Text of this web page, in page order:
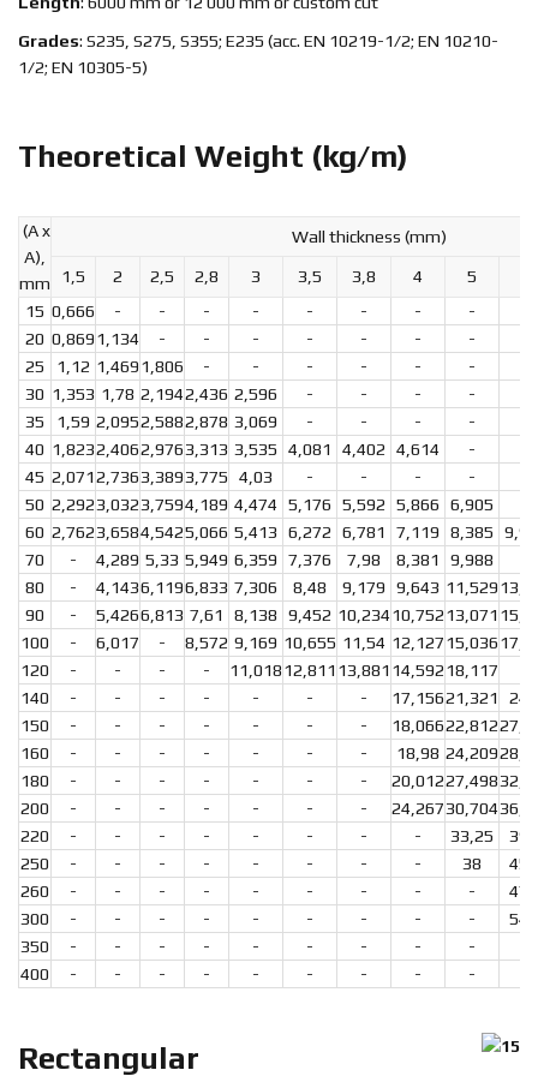
Grades: S235, S275, S355; E235 (acc. EN 10219-1/2; EN 10210-
1/2; EN 10305-5)
Theoretical Weight (kg/m)
(A x
A),
mm
Wall thickness (mm)
1,5 2 2,5 2,8 3 3,5 3,8 4 5
15 0,666 - - - - - - - -
20 0,8691,134 - - - - - - -
25
1,12 1,4691,806 - - - - - -
30 1,353 1,78 2,1942,436 2,596 - - - -
35
1,59 2,0952,5882,878 3,069 - - - -
40 1,8232,4062,9763,313 3,535 4,081 4,402 4,614 -
45 2,0712,7363,3893,775 4,03 - - - -
50 2,2923,0323,7594,189 4,474 5,176 5,592 5,866 6,905
60 2,7623,6584,5425,066 5,413 6,272 6,781 7,119 8,385
70
- 4,289 5,33 5,949 6,359 7,376 7,98 8,381 9,988
80
- 4,1436,1196,833 7,306 8,48 9,179 9,643 11,529
90
- 5,4266,813 7,61 8,138 9,452 10,23410,75213,071
100
- 6,017 - 8,572 9,169 10,655 11,54 12,12715,036
120
- - - - 11,01812,811 13,881 14,59218,117
140
- - - - - - - 17,15621,321
150
- - - - - - - 18,06622,812
160
- - - - - - - 18,98 24,209
180
- - - - - - - 20,01227,498
200
- - - - - - - 24,26730,704
220
- - - - - - - - 33,25
250
- - - - - - - - 38
260
- - - - - - - - -
300
- - - - - - - - -
350
- - - - - - - - -
400
- - - - - - - - -
Rectangular